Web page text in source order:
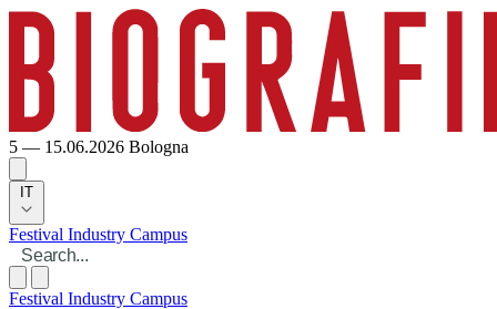
5 — 15.06.2026 Bologna
IT
Festival Industry Campus
Festival Industry Campus